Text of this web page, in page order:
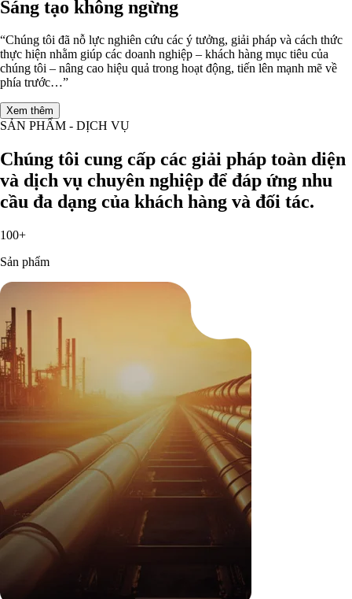
Sáng tạo không ngừng
“Chúng tôi đã nỗ lực nghiên cứu các ý tưởng, giải pháp và cách thức
thực hiện nhằm giúp các doanh nghiệp – khách hàng mục tiêu của
chúng tôi – nâng cao hiệu quả trong hoạt động, tiến lên mạnh mẽ về
phía trước…”
Xem thêm
SẢN PHẨM - DỊCH VỤ
Chúng tôi cung cấp các giải pháp toàn diện
và dịch vụ chuyên nghiệp để đáp ứng nhu
cầu đa dạng của khách hàng và đối tác.
100+
Sản phẩm